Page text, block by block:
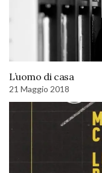
L’uomo di casa
21 Maggio 2018